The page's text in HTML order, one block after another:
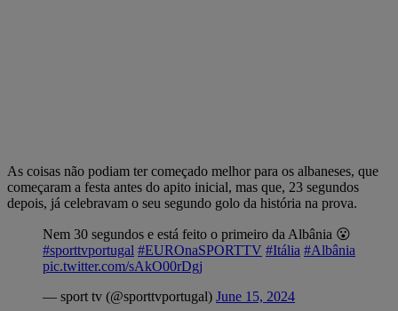
As coisas não podiam ter começado melhor para os albaneses, que
começaram a festa antes do apito inicial, mas que, 23 segundos
depois, já celebravam o seu segundo golo da história na prova.
Nem 30 segundos e está feito o primeiro da Albânia 😮
#sporttvportugal #EUROnaSPORTTV #Itália #Albânia
pic.twitter.com/sAkO00rDgj
— sport tv (@sporttvportugal) June 15, 2024